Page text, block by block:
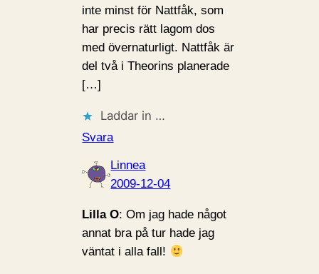
inte minst för Nattfåk, som
har precis rätt lagom dos
med övernaturligt. Nattfåk är
del två i Theorins planerade
[…]
Laddar in …
Svara
Linnea
2009-12-04
Lilla O: Om jag hade något
annat bra på tur hade jag
väntat i alla fall!